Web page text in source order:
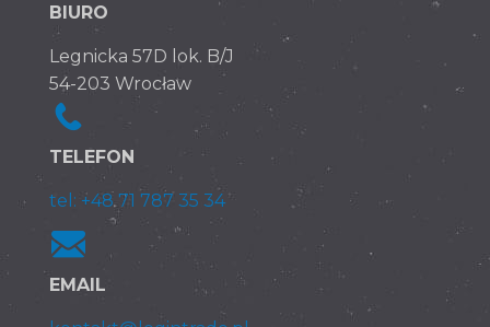
BIURO
Legnicka 57D lok. B/J
54-203 Wrocław
TELEFON
tel: +48 71 787 35 34
EMAIL